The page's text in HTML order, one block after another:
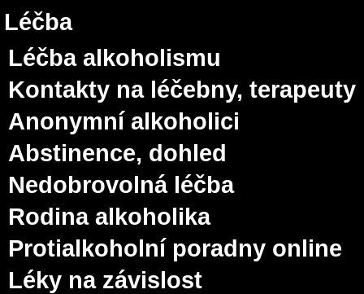
Léčba
Léčba alkoholismu
Kontakty na léčebny, terapeuty
Anonymní alkoholici
Abstinence, dohled
Nedobrovolná léčba
Rodina alkoholika
Protialkoholní poradny online
Léky na závislost